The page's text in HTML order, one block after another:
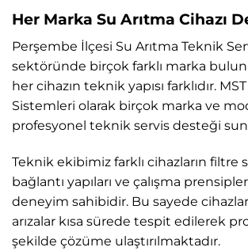
Her Marka Su Arıtma Cihazı
Perşembe İlçesi Su Arıtma Teknik
sektöründe birçok farklı marka
her cihazın teknik yapısı farklıdır.
Sistemleri olarak birçok marka ve
profesyonel teknik servis desteği
Teknik ekibimiz farklı cihazların filtre
bağlantı yapıları ve çalışma
deneyim sahibidir. Bu sayede
arızalar kısa sürede tespit edilerek
şekilde çözüme ulaştırılmaktadır.